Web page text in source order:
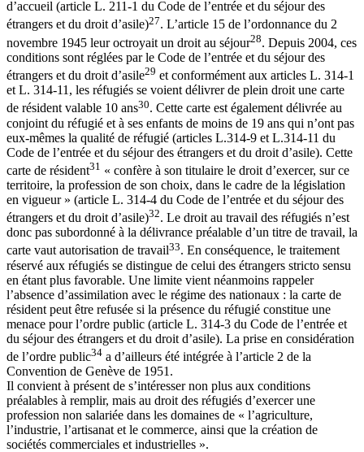
d’accueil (article L. 211-1 du Code de l’entrée et du séjour des
étrangers et du droit d’asile)27. L’article 15 de l’ordonnance du 2
novembre 1945 leur octroyait un droit au séjour28. Depuis 2004, ces
conditions sont réglées par le Code de l’entrée et du séjour des
étrangers et du droit d’asile29 et conformément aux articles L. 314-1
et L. 314-11, les réfugiés se voient délivrer de plein droit une carte
de résident valable 10 ans30. Cette carte est également délivrée au
conjoint du réfugié et à ses enfants de moins de 19 ans qui n’ont pas
eux-mêmes la qualité de réfugié (articles L.314-9 et L.314-11 du
Code de l’entrée et du séjour des étrangers et du droit d’asile). Cette
carte de résident31 « confère à son titulaire le droit d’exercer, sur ce
territoire, la profession de son choix, dans le cadre de la législation
en vigueur » (article L. 314-4 du Code de l’entrée et du séjour des
étrangers et du droit d’asile)32. Le droit au travail des réfugiés n’est
donc pas subordonné à la délivrance préalable d’un titre de travail, la
carte vaut autorisation de travail33. En conséquence, le traitement
réservé aux réfugiés se distingue de celui des étrangers stricto sensu
en étant plus favorable. Une limite vient néanmoins rappeler
l’absence d’assimilation avec le régime des nationaux : la carte de
résident peut être refusée si la présence du réfugié constitue une
menace pour l’ordre public (article L. 314-3 du Code de l’entrée et
du séjour des étrangers et du droit d’asile). La prise en considération
de l’ordre public34 a d’ailleurs été intégrée à l’article 2 de la
Convention de Genève de 1951.
Il convient à présent de s’intéresser non plus aux conditions
préalables à remplir, mais au droit des réfugiés d’exercer une
profession non salariée dans les domaines de « l’agriculture,
l’industrie, l’artisanat et le commerce, ainsi que la création de
sociétés commerciales et industrielles ».